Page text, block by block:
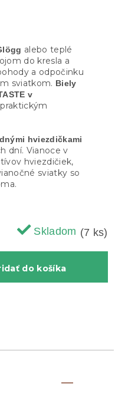
Skladom (7 ks)
do košíka
alebo teplé
do kresla a
a odpočinku
sviatkom. Biely
v
hviezdičkami
dní. Vianoce v
hviezdičiek,
sviatky so